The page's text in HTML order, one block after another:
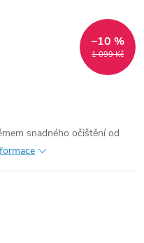
1 099 Kč
–10 %
snadného očištění od